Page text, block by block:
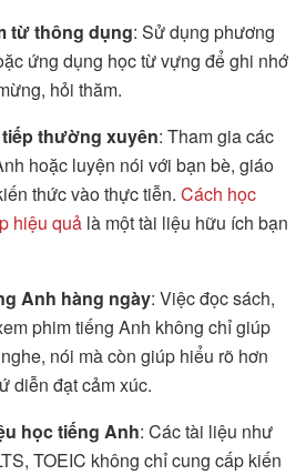
từ thông dụng: Sử dụng phương
ứng dụng học từ vựng để ghi nhớ
hỏi thăm.
thường xuyên: Tham gia các
hoặc luyện nói với bạn bè, giáo
thức vào thực tiễn.Cách học
hiệu quả là một tài liệu hữu ích bạn
Anh hàng ngày: Việc đọc sách,
phim tiếng Anh không chỉ giúp
nói mà còn giúp hiểu rõ hơn
diễn đạt cảm xúc.
học tiếng Anh: Các tài liệu như
TOEIC không chỉ cung cấp kiến